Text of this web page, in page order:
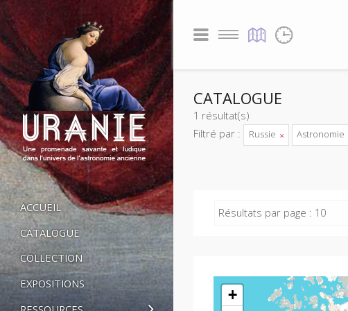
ACCUEIL
CATALOGUE
COLLECTION
EXPOSITIONS
CATALOGUE
1 résultat(s)
Filtré par :
Russie Astronomie
Résultats par page : 10
+